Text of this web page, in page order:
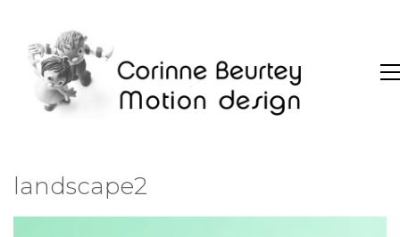
landscape2